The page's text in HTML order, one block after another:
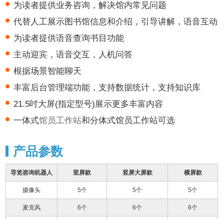
为读者提供业务咨询，解决馆内常见问题
代替人工展示图书馆信息和介绍，引导讲解，语音互动
为读者提供语音查询书目功能
主动迎宾，语音交互，人机问答
根据场景智能聊天
丰富后台管理端功能，支持数据统计，支持知识库
21.5吋大屏(指定型号)展示更多丰富内容
一体式馆员工作站和分体式馆员工作站可选
产品参数
导览咨询机器人 竖屏款 竖屏大屏款 横屏款
摄像头 5个 5个 5个
麦克风 6个 6个 6个